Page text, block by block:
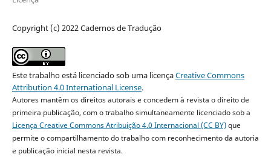
Copyright (c) 2022 Cadernos de Tradução
Este trabalho está licenciado sob uma licençaCreative Commons
Attribution 4.0 International License.
Autores mantêm os direitos autorais e concedem à revista o direito de
primeira publicação, com o trabalho simultaneamente licenciado sob a
Licença Creative Commons Atribuição 4.0 Internacional (CC BY)que
permite o compartilhamento do trabalho com reconhecimento da autoria
e publicação inicial nesta revista.